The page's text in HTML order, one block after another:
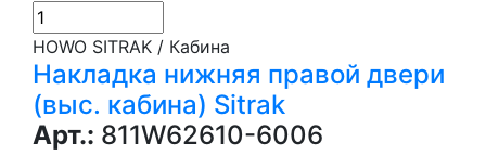
HOWO SITRAK / Кабина
Накладка нижняя правой двери
(выс. кабина) Sitrak
Арт.: 811W62610-6006